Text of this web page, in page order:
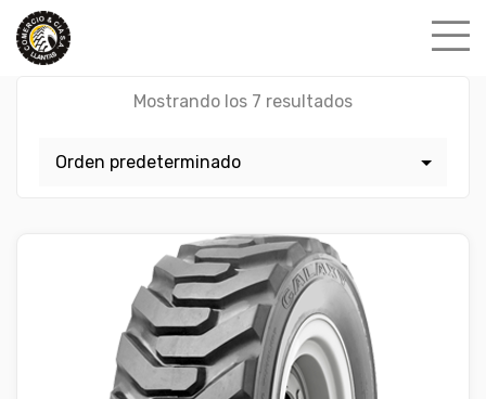
Skip
content
Mostrando los 7 resultados